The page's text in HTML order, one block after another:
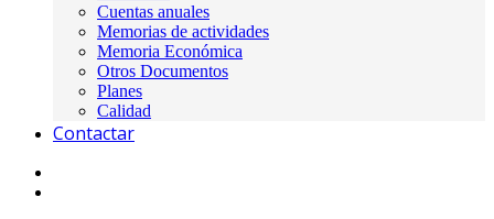
Cuentas anuales
Memorias de actividades
Memoria Económica
Otros Documentos
Planes
Calidad
Contactar